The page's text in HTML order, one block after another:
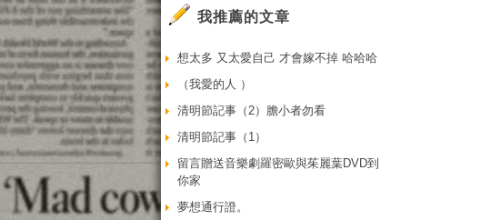
我推薦的文章
想太多 又太愛自己 才會嫁不掉 哈哈哈
（我愛的人 ）
清明節記事（2）膽小者勿看
清明節記事（1）
留言贈送音樂劇羅密歐與茱麗葉DVD到
你家
夢想通行證。